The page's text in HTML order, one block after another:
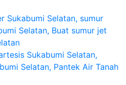
Sukabumi Selatan, sumur
Selatan, Buat sumur jet
Sukabumi Selatan,
Selatan, Pantek Air Tanah